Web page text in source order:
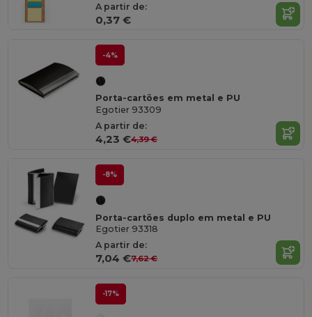
A partir de:
0,37 €
-4%
Porta-cartões em metal e PU
Egotier 93309
A partir de:
4,23 €4,39 €
-8%
Porta-cartões duplo em metal e PU
Egotier 93318
A partir de:
7,04 €7,62 €
-17%